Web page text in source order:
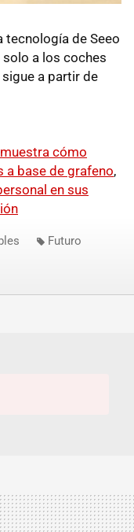
tecnología de Seeo
a los coches
a partir de
cómo
a base de grafeno,
en sus
Futuro